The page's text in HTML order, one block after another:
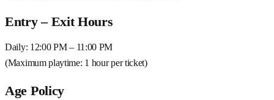
Entry – Exit Hours
Daily: 12:00 PM – 11:00 PM
(Maximum playtime: 1 hour per ticket)
Age Policy